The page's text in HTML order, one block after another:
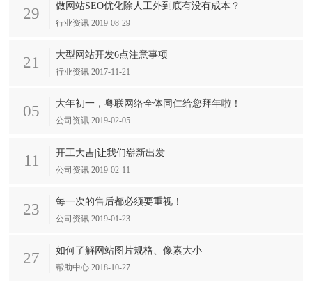
29 做网站SEO优化除人工外到底有没有成本？
行业资讯 2019-08-29
21 大型网站开发6点注意事项
行业资讯 2017-11-21
05 大年初一，粤联网络全体同仁给您拜年啦！
公司资讯 2019-02-05
11 开工大吉|让我们崭新出发
公司资讯 2019-02-11
23 每一次的售后都必须要重视！
公司资讯 2019-01-23
27 如何了解网站图片规格、像素大小
帮助中心 2018-10-27